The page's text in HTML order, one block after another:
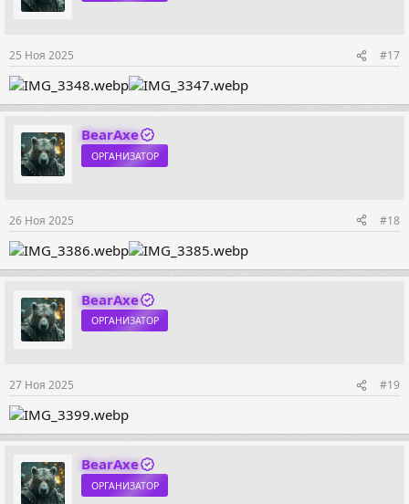
25 Ноя 2025 #17
BearAxe
ОРГАНИЗАТОР
26 Ноя 2025 #18
BearAxe
ОРГАНИЗАТОР
27 Ноя 2025 #19
BearAxe
ОРГАНИЗАТОР